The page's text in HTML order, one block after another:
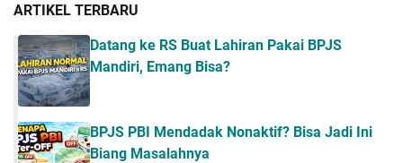
ARTIKEL TERBARU
Datang ke RS Buat Lahiran Pakai BPJS
Mandiri, Emang Bisa?
BPJS PBI Mendadak Nonaktif? Bisa Jadi Ini
Biang Masalahnya